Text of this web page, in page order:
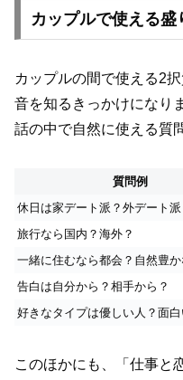
カップルで使える
カップルの間で使える2
音を知るきっかけになり
話の中で自然に使える質
質問例
休日は家デート派？外デート派
旅行なら国内？海外？
一緒に住むなら都会？自然豊か
告白は自分から？相手から？
好きなタイプは優しい人？面白
このほかにも、「仕事と